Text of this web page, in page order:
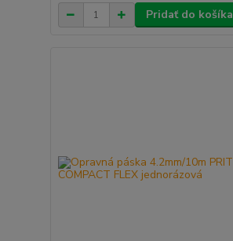
Pridať do košíka